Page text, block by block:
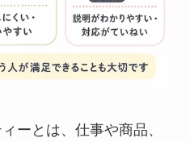
ーとは、仕事や商品、